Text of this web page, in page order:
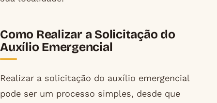
Como Realizar a Solicitação do
Auxílio Emergencial
Realizar a solicitação do auxílio emergencial
pode ser um processo simples, desde que